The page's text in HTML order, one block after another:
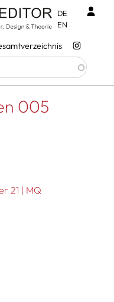
DE
EN
005
005
21 | MQ